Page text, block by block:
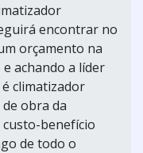
encontrar no
orçamento na
achando a líder
climatizador
obra da
custo-benefício
de todo o